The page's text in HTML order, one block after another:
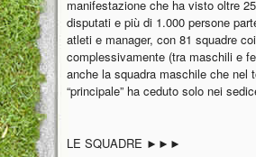
manifestazione che ha visto oltre
disputati e più di 1.000 persone
atleti e manager, con 81 squadre
complessivamente (tra maschili e
anche la squadra maschile che nel
“principale” ha ceduto solo nei
LE SQUADRE ►►►